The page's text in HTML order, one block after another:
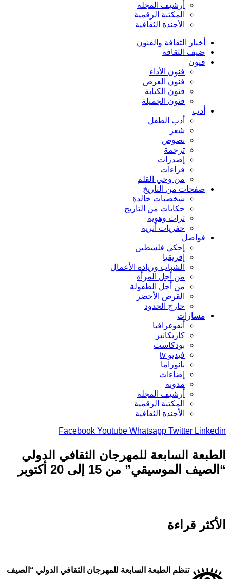
أرشيف المجلة
المكتبة الرقمية
الأجندة الثقافية
أخبار الثقافة والفنون
ضيف الثقافة
فنون
فنون الأداء
فنون العرض
فنون الكتابة
فنون الجميلة
أدب
أدب الطفل
شعر
نصوص
ترجمة
إصدرات
قراءات
من وحي القلم
صفحات من التاريخ
شخصيات خالدة
حكايات من التاريخ
تراث وهوية
حفريات أثرية
فواصل
إحكي فلسطين
إفريقيا
الشباب وريادة الأعمال
من أجل المرأة
من أجل الطفولة
القرص الأخضر
خارج الحدود
مسارات
أنفوغرافيا
كاريكاتير
بودكاست
فيديو tv
بانوراما
إضاءات
مدونة
أرشيف المجلة
المكتبة الرقمية
الأجندة الثقافية
Facebook Youtube Whatsapp Twitter
السابعة للمهرجان الثقافي الدولي
الموسيقي” من 15 إلى 20 أكتوبر
قراءة
تنظم الطبعة السابعة للمهرجان الثقافي الدولي “الصيف